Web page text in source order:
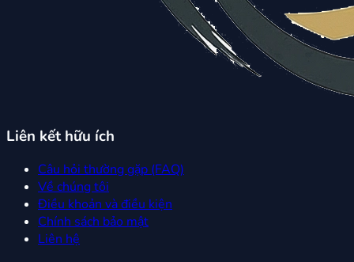
Liên kết hữu ích
Câu hỏi thường gặp (FAQ)
Về chúng tôi
Điều khoản và điều kiện
Chính sách bảo mật
Liên hệ